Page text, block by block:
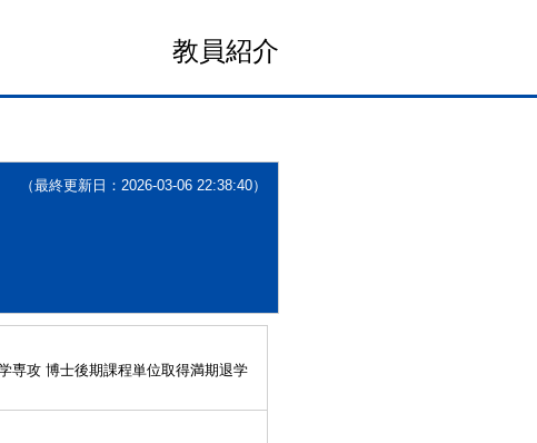
教員紹介
（最終更新日：2026-03-06 22:38:40）
専攻 博士後期課程単位取得満期退学